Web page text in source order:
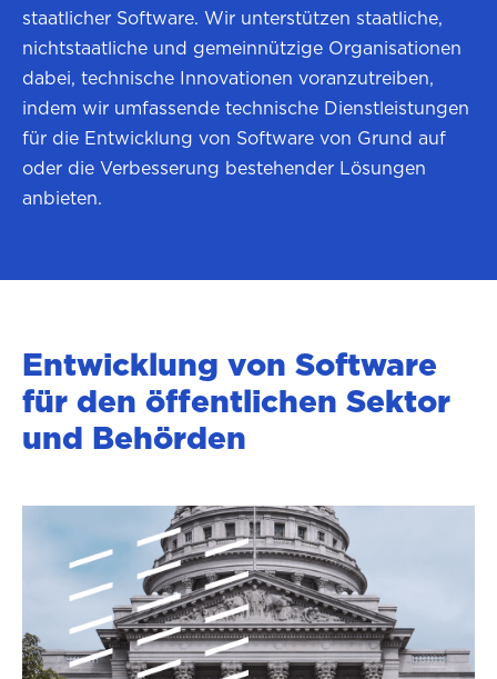
staatlicher Software. Wir unterstützen staatliche,
nichtstaatliche und gemeinnützige Organisationen
dabei, technische Innovationen voranzutreiben,
indem wir umfassende technische Dienstleistungen
für die Entwicklung von Software von Grund auf
oder die Verbesserung bestehender Lösungen
anbieten.
Entwicklung von Software
für den öffentlichen Sektor
und Behörden